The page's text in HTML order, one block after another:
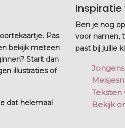
Pas
bekijk meteen
Start dan
illustraties of
dat helemaal
Ben je nog
voor namen,
past bij jullie
Teksten
Bekijk